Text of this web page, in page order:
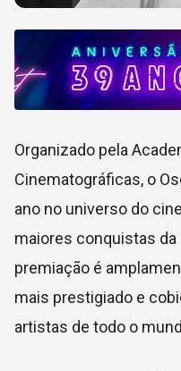
Organizado pela
Cinematográficas, o
ano no universo do
maiores conquistas
premiação é
mais prestigiado e
artistas de todo o